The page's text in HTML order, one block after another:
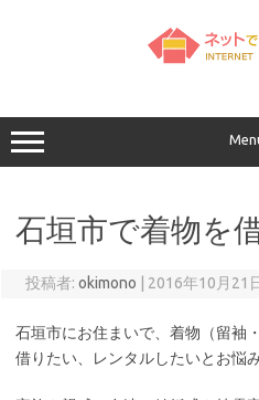
キ
ッ
プ
石垣市で着物を
投稿者: okimono 2016年10月21
石垣市にお住まいで、着物（留袖
借りたい、レンタルしたいとお悩